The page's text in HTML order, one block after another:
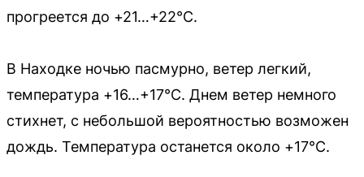
прогреется до +21…+22°C.
В Находке ночью пасмурно, ветер легкий,
температура +16…+17°C. Днем ветер немного
стихнет, с небольшой вероятностью возможен
дождь. Температура останется около +17°C.